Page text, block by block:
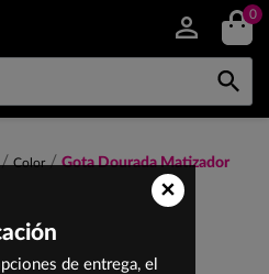
0

Color
Gota Dourada Matizador
×
de entrega, el